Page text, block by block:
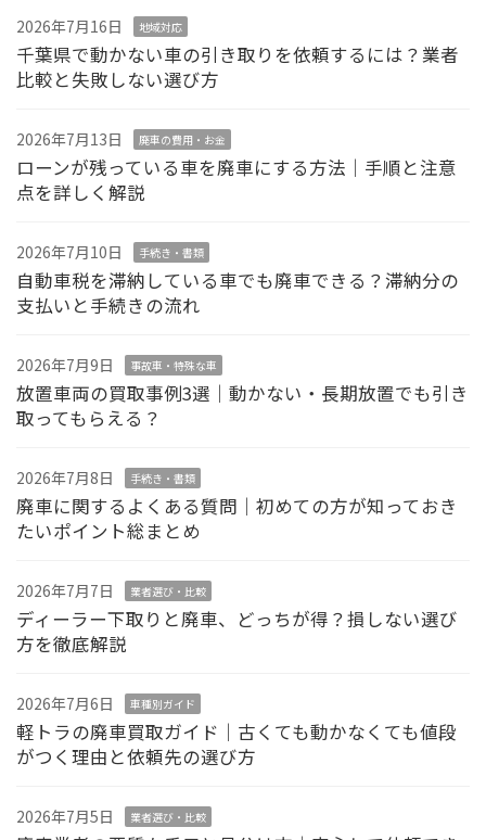
2026年7月16日 地域対応
千葉県で動かない車の引き取りを依頼するには？業者
比較と失敗しない選び方
2026年7月13日 廃車の費用・お金
ローンが残っている車を廃車にする方法｜手順と注意
点を詳しく解説
2026年7月10日 手続き・書類
自動車税を滞納している車でも廃車できる？滞納分の
支払いと手続きの流れ
2026年7月9日 事故車・特殊な車
放置車両の買取事例3選｜動かない・長期放置でも引き
取ってもらえる？
2026年7月8日 手続き・書類
廃車に関するよくある質問｜初めての方が知っておき
たいポイント総まとめ
2026年7月7日 業者選び・比較
ディーラー下取りと廃車、どっちが得？損しない選び
方を徹底解説
2026年7月6日 車種別ガイド
軽トラの廃車買取ガイド｜古くても動かなくても値段
がつく理由と依頼先の選び方
2026年7月5日 業者選び・比較